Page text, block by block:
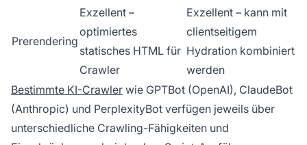
Prerendering
Exzellent –
optimiertes
statisches HTML für
Crawler
Exzellent – kann mit
clientseitigem
Hydration kombiniert
werden
Bestimmte KI-Crawler wie GPTBot (OpenAI), ClaudeBot
(Anthropic) und PerplexityBot verfügen jeweils über
unterschiedliche Crawling-Fähigkeiten und